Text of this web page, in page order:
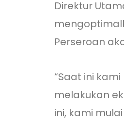
Direktur
Perseroan
“Saat ini
melakukan
ini, kami